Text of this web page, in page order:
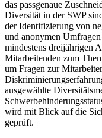
das passgenaue
Diversität in der SWP
der Identifizierung von
und anonymen
mindestens dreijährigen
Mitarbeitenden zum
um Fragen zur
ausgewählte
wird mit Blick auf die
geprüft.